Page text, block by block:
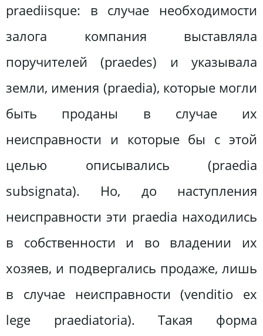
praediisque: в случае необходимости
залога компания выставляла
поручителей (praedes) и указывала
земли, имения (praedia), которые могли
быть проданы в случае их
неисправности и которые бы с этой
целью описывались (praedia
subsignata). Но, до наступления
неисправности эти praedia находились
в собственности и во владении их
хозяев, и подвергались продаже, лишь
в случае неисправности (venditio ex
lege praediatoria). Такая форма